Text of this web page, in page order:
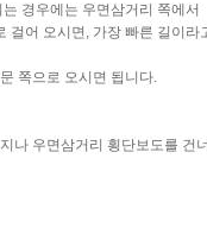
경우에는 우면삼거리 쪽에서
걸어 오시면, 가장 빠른 길이라
쪽으로 오시면 됩니다.
나 우면삼거리 횡단보도를 건